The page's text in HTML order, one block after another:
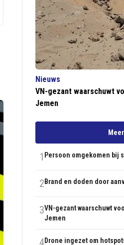
Nieuws
VN-gezant waarschuwt
Jemen
1 Persoon omgekomen bij
2 Brand en doden door
3VN-gezant waarschuwt
Jemen
4Drone ingezet om